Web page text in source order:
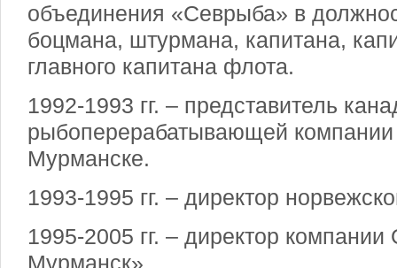
объединения «Севрыба» в
боцмана, штурмана, капитана,
главного капитана флота.
1992-1993 гг. – представитель
рыбоперерабатывающей
Мурманске.
1993-1995 гг. – директор
1995-2005 гг. – директор
Мурманск».